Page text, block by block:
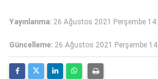
Yayınlanma: 26 Ağustos 2021 Perşembe
Güncelleme: 26 Ağustos 2021 Perşembe